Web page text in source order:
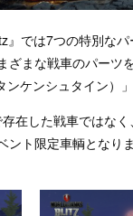
では7つの特別な
ざまな戦車のパー
ケンシュタイン）」
在した戦車ではな
ント限定車輌とな